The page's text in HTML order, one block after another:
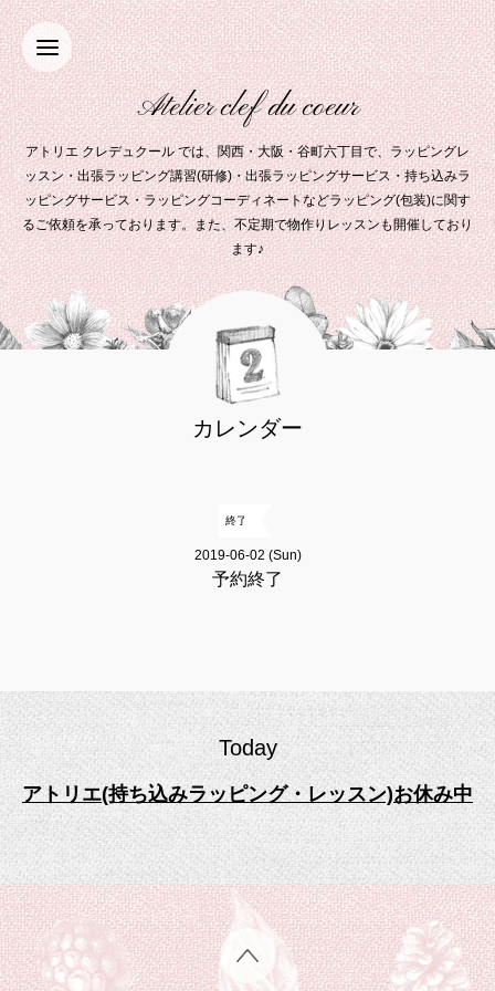
Atelier clef du coeur
アトリエ クレデュクール では、関西・大阪・谷町六丁目で、ラッピングレ
ッスン・出張ラッピング講習(研修)・出張ラッピングサービス・持ち込みラ
ッピングサービス・ラッピングコーディネートなどラッピング(包装)に関す
るご依頼を承っております。また、不定期で物作りレッスンも開催しており
ます♪
カレンダー
終了
2019-06-02 (Sun)
予約終了
Today
アトリエ(持ち込みラッピング・レッスン)お休み中